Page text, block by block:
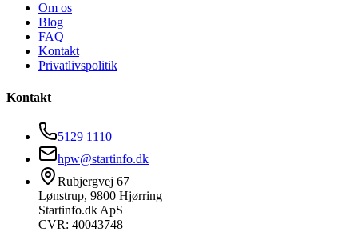
Om os
Blog
FAQ
Kontakt
Privatlivspolitik
Kontakt
5129 1110
hpw@startinfo.dk
Rubjergvej 67
Lønstrup, 9800 Hjørring
Startinfo.dk ApS
CVR: 40043748